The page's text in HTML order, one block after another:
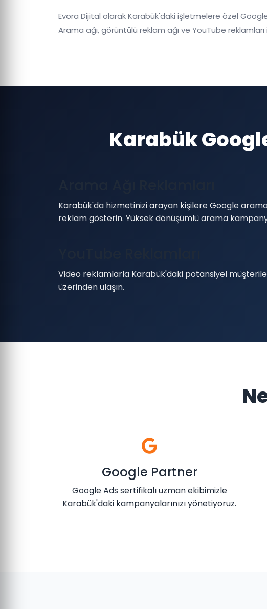
Evora Dijital olarak Karabük'daki işletmelere özel
Arama ağı, görüntülü reklam ağı ve YouTube reklamları
Karabük
Karabük'da hizmetinizi arayan kişilere Google
reklam gösterin. Yüksek dönüşümlü arama
Video reklamlarla Karabük'daki potansiyel
üzerinden ulaşın.
Google Partner
Google Ads sertifikalı uzman ekibimizle
Karabük'daki kampanyalarınızı yönetiyoruz.